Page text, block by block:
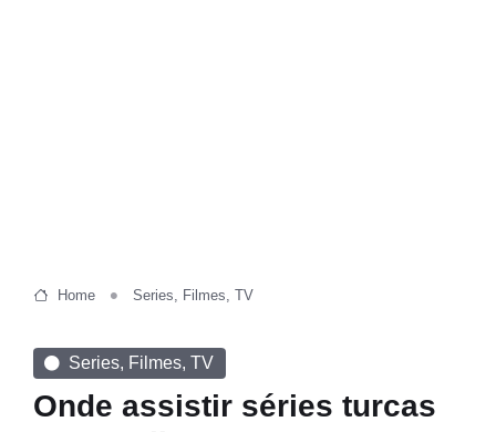
Home Series, Filmes, TV
Series, Filmes, TV
Onde assistir séries turcas